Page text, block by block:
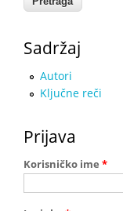
Sadržaj
Autori
Ključne reči
Prijava
Korisničko ime *